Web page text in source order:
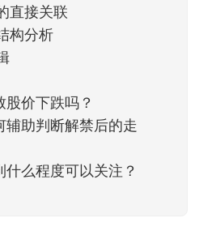
直接关联
构分析
价下跌吗？
辅助判断解禁后的走
么程度可以关注？